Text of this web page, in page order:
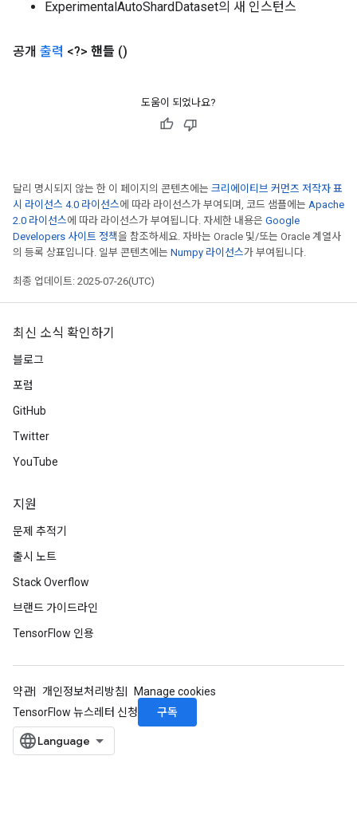
ExperimentalAutoShardDataset의 새 인스턴스
공개 출력 <?> 핸들 ()
도움이 되었나요?
달리 명시되지 않는 한 이 페이지의 콘텐츠에는 크리에이티브 커먼즈 저작자 표
시 라이선스 4.0 라이선스에 따라 라이선스가 부여되며, 코드 샘플에는 Apache
2.0 라이선스에 따라 라이선스가 부여됩니다. 자세한 내용은 Google
Developers 사이트 정책을 참조하세요. 자바는 Oracle 및/또는 Oracle 계열사
의 등록 상표입니다. 일부 콘텐츠에는 Numpy 라이선스가 부여됩니다.
최종 업데이트: 2025-07-26(UTC)
최신 소식 확인하기
블로그
포럼
GitHub
Twitter
YouTube
지원
문제 추적기
출시 노트
Stack Overflow
브랜드 가이드라인
TensorFlow 인용
약관 개인정보처리방침
Manage cookies
TensorFlow 뉴스레터 신청
구독